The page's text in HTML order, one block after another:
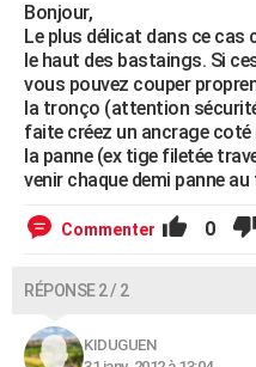
Bricolage
Lifestyle
Culture
Sport
Auto
Television
Voyage
Cinema
Bonjour,
Le plus délicat dans ce
le haut des bastaings. Si
vous pouvez couper
la tronço (attention
faite créez un ancrage
la panne (ex tige filetée
venir chaque demi panne
Commenter 0
RÉPONSE 2 / 2
KIDUGUEN